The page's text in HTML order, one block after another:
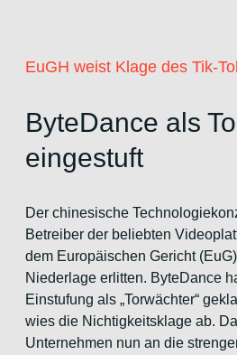
EuGH weist Klage des Tik-
ByteDance als
eingestuft
Der chinesische
Betreiber der beliebten
dem Europäischen Gericht
Niederlage erlitten. ByteDance
Einstufung als „Torwächter“
wies die Nichtigkeitsklage ab.
Unternehmen nun an die